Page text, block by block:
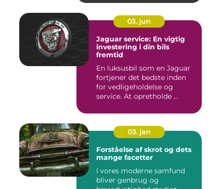
03. jun
Jaguar service: En vigtig
investering i din bils
fremtid
En luksusbil som en Jaguar
fortjener det bedste inden
for vedligeholdelse og
service. At opretholde ...
03. jan
Forståelse af skrot og dets
mange facetter
I vores moderne samfund
bliver genbrug og